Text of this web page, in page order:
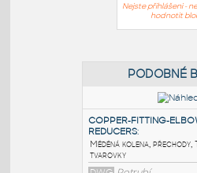
Nejste přihlášeni -
hodnotit